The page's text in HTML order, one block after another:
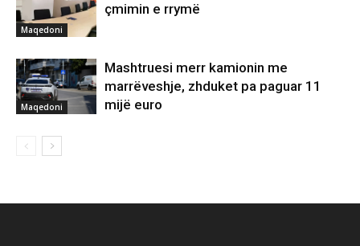
Maqedoni
çmimin e rrymë
Maqedoni
Mashtruesi merr kamionin me
marrëveshje, zhduket pa paguar 11
mijë euro